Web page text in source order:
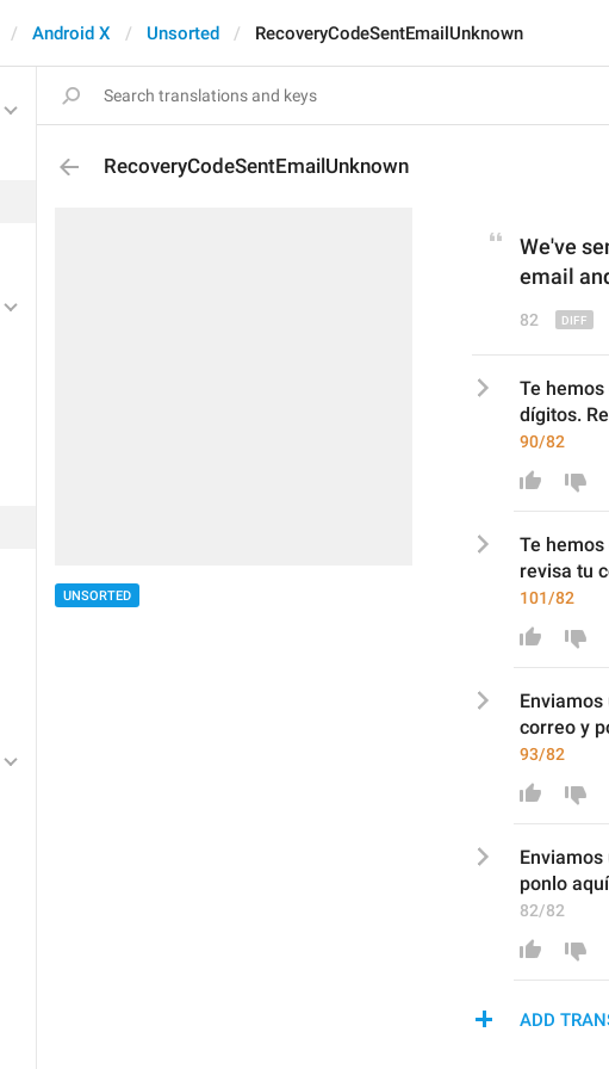
Android X Unsorted RecoveryCodeSentEmailUnknown
RecoveryCodeSentEmailUnknown
UNSORTED
We've
email
82
Te
dígitos.
90/82
Te
revisa tu
101/82
Enviamos
correo y
93/82
Enviamos
ponlo
82/82
ADD